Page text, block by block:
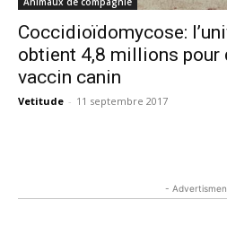
Coccidioïdomycose:
obtient 4,8 millions pour
vaccin canin
Vetitude - 11 septembre 2017
-